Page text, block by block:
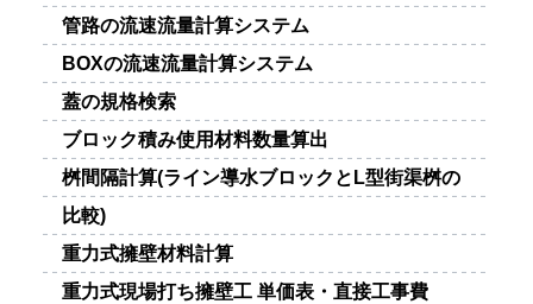
管路の流速流量計算システム
BOXの流速流量計算システム
蓋の規格検索
ブロック積み使用材料数量算出
桝間隔計算(ライン導水ブロックとL型街渠桝の
比較)
重力式擁壁材料計算
重力式現場打ち擁壁工 単価表・直接工事費